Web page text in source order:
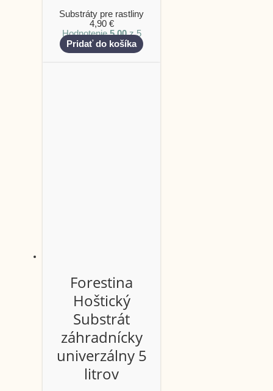
Substráty pre rastliny
4,90 €
Hodnotenie5.00z 5
Pridať do košíka
Forestina
Hoštický
Substrát
záhradnícky
univerzálny 5
litrov